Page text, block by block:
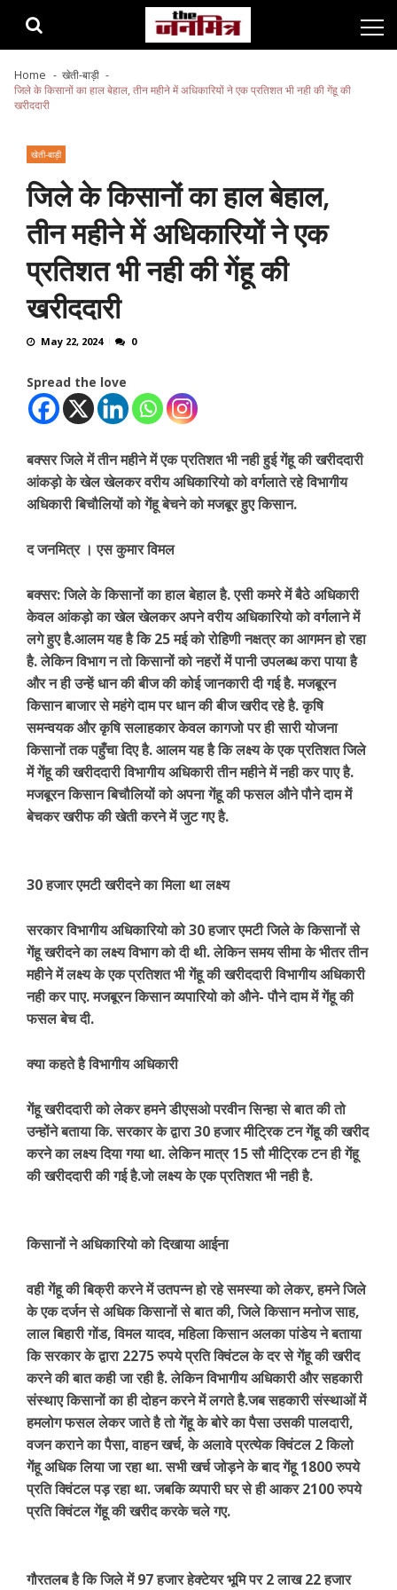
Home
खेती-बाड़ी
जिले के किसानों का हाल बेहाल, तीन महीने में अधिकारियों ने एक प्रतिशत भी नही की गेंहू की
खरीददारी
खेती-बाड़ी
जिले के किसानों का हाल बेहाल,
तीन महीने में अधिकारियों ने एक
प्रतिशत भी नही की गेंहू की
खरीददारी
May 22, 2024 0
Spread the love
बक्सर जिले में तीन महीने में एक प्रतिशत भी नही हुई गेंहू की खरीददारी
आंकड़ो के खेल खेलकर वरीय अधिकारियो को वर्गलाते रहे विभागीय
अधिकारी बिचौलियों को गेंहू बेचने को मजबूर हुए किसान.
द जनमित्र । एस कुमार विमल
बक्सर: जिले के किसानों का हाल बेहाल है. एसी कमरे में बैठे अधिकारी
केवल आंकड़ो का खेल खेलकर अपने वरीय अधिकारियो को वर्गलाने में
लगे हुए है.आलम यह है कि 25 मई को रोहिणी नक्षत्र का आगमन हो रहा
है. लेकिन विभाग न तो किसानों को नहरों में पानी उपलब्ध करा पाया है
और न ही उन्हें धान की बीज की कोई जानकारी दी गई है. मजबूरन
किसान बाजार से महंगे दाम पर धान की बीज खरीद रहे है. कृषि
समन्वयक और कृषि सलाहकार केवल कागजो पर ही सारी योजना
किसानों तक पहुँचा दिए है. आलम यह है कि लक्ष्य के एक प्रतिशत जिले
में गेंहू की खरीददारी विभागीय अधिकारी तीन महीने में नही कर पाए है.
मजबूरन किसान बिचौलियों को अपना गेंहू की फसल औने पौने दाम में
बेचकर खरीफ की खेती करने में जुट गए है.
30 हजार एमटी खरीदने का मिला था लक्ष्य
सरकार विभागीय अधिकारियो को 30 हजार एमटी जिले के किसानों से
गेंहू खरीदने का लक्ष्य विभाग को दी थी. लेकिन समय सीमा के भीतर तीन
महीने में लक्ष्य के एक प्रतिशत भी गेंहू की खरीददारी विभागीय अधिकारी
नही कर पाए. मजबूरन किसान व्यपारियो को औने- पौने दाम में गेंहू की
फसल बेच दी.
क्या कहते है विभागीय अधिकारी
गेंहू खरीददारी को लेकर हमने डीएसओ परवीन सिन्हा से बात की तो
उन्होंने बताया कि. सरकार के द्वारा 30 हजार मीट्रिक टन गेंहू की खरीद
करने का लक्ष्य दिया गया था. लेकिन मात्र 15 सौ मीट्रिक टन ही गेंहू
की खरीददारी की गई है.जो लक्ष्य के एक प्रतिशत भी नही है.
किसानों ने अधिकारियो को दिखाया आईना
वही गेंहू की बिक्री करने में उतपन्न हो रहे समस्या को लेकर, हमने जिले
के एक दर्जन से अधिक किसानों से बात की, जिले किसान मनोज साह,
लाल बिहारी गोंड, विमल यादव, महिला किसान अलका पांडेय ने बताया
कि सरकार के द्वारा 2275 रुपये प्रति क्विंटल के दर से गेंहू की खरीद
करने की बात कही जा रही है. लेकिन विभागीय अधिकारी और सहकारी
संस्थाए किसानों का ही दोहन करने में लगते है.जब सहकारी संस्थाओं में
हमलोग फसल लेकर जाते है तो गेंहू के बोरे का पैसा उसकी पालदारी,
वजन कराने का पैसा, वाहन खर्च, के अलावे प्रत्येक क्विंटल 2 किलो
गेंहू अधिक लिया जा रहा था. सभी खर्च जोड़ने के बाद गेंहू 1800 रुपये
प्रति क्विंटल पड़ रहा था. जबकि व्यपारी घर से ही आकर 2100 रुपये
प्रति क्विंटल गेंहू की खरीद करके चले गए.
गौरतलब है कि जिले में 97 हजार हेक्टेयर भूमि पर 2 लाख 22 हजार